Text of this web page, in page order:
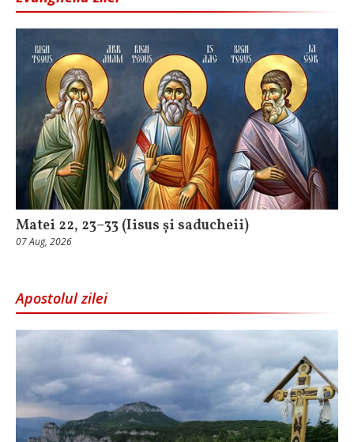
Matei 22, 23–33 (Iisus și saducheii)
07 Aug, 2026
Apostolul zilei